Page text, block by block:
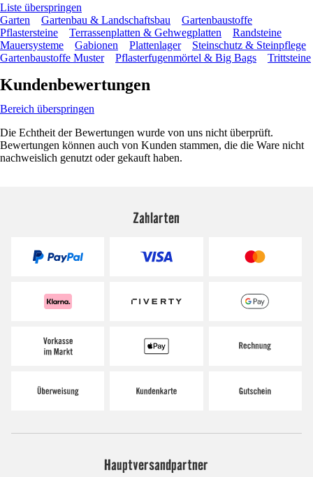
Liste überspringen
Garten
Gartenbau & Landschaftsbau
Gartenbaustoffe
Pflastersteine
Terrassenplatten & Gehwegplatten
Randsteine
Mauersysteme
Gabionen Plattenlager
Steinschutz & Steinpflege
Gartenbaustoffe Muster
Pflasterfugenmörtel & Big Bags Trittsteine
Kundenbewertungen
Bereich überspringen
Die Echtheit der Bewertungen wurde von uns nicht überprüft.
Bewertungen können auch von Kunden stammen, die die Ware nicht
nachweislich genutzt oder gekauft haben.
Zahlarten
Hauptversandpartner